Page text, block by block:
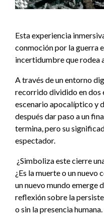
Esta experiencia
conmoción por la guerra
incertidumbre que rodea
A través de un entorno
recorrido dividido en dos
escenario apocalíptico y
después dar paso a un
termina, pero su
espectador.
¿Simboliza este cierre
¿Es la muerte o un nuevo
un nuevo mundo emerge
reflexión sobre la
o sin la presencia humana.